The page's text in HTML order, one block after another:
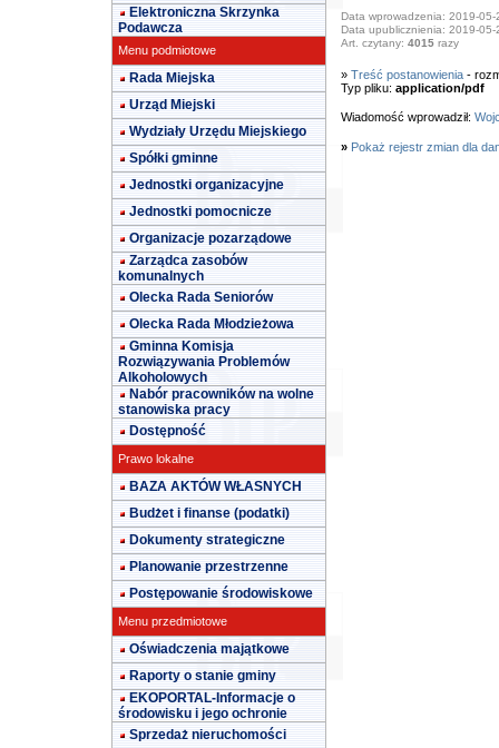
Elektroniczna Skrzynka
Podawcza
Menu podmiotowe
Rada Miejska
Urząd Miejski
Wydziały Urzędu Miejskiego
Spółki gminne
Jednostki organizacyjne
Jednostki pomocnicze
Organizacje pozarządowe
Zarządca zasobów
komunalnych
Olecka Rada Seniorów
Olecka Rada Młodzieżowa
Gminna Komisja
Rozwiązywania Problemów
Alkoholowych
Nabór pracowników na wolne
stanowiska pracy
Dostępność
Prawo lokalne
BAZA AKTÓW WŁASNYCH
Budżet i finanse (podatki)
Dokumenty strategiczne
Planowanie przestrzenne
Postępowanie środowiskowe
Menu przedmiotowe
Oświadczenia majątkowe
Raporty o stanie gminy
EKOPORTAL-Informacje o
środowisku i jego ochronie
Sprzedaż nieruchomości
Data wprowadzenia: 2019-05-
Data upublicznienia: 2019-05-
Art. czytany: 4015razy
» Treść postanowienia-
Typ pliku: application/pdf
Wiadomość wprowadził:
» Pokaż rejestr zmian dla